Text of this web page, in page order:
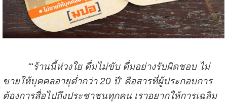
“‘ร้านนี้ห่วงใย ดื่มไม่ขับ ดื่มอย่างรับผิดชอบ ไม่
ขายให้บุคคลอายุต่ำกว่า 20 ปี’ คือสารที่ผู้ประกอบการ
ต้องการสื่อไปถึงประชาชนทุกคน เราอยากให้การเฉลิม